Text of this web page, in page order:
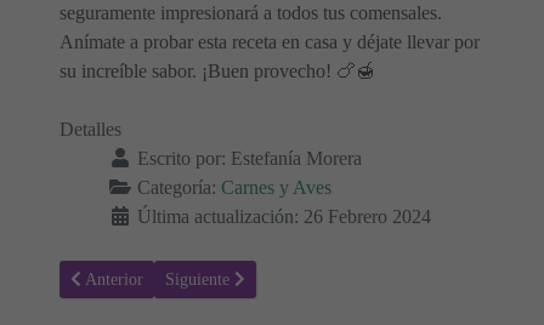
seguramente impresionará a todos tus comensales.
Anímate a probar esta receta en casa y déjate llevar por
su increíble sabor. ¡Buen provecho! 🍗🍯
Detalles
Escrito por: Estefanía Morera
Categoría: Carnes y Aves
Última actualización: 26 Febrero 2024
Artículo anterior: Receta para hacer Pollo con Limón - Recetas
Anterior Artículo siguiente: Receta para hacer Jarretes de
Siguiente